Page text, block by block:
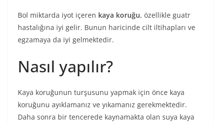
Bol miktarda iyot içeren kaya koruğu, özellikle guatr
hastalığına iyi gelir. Bunun haricinde cilt iltihapları ve
egzamaya da iyi gelmektedir.
Nasıl yapılır?
Kaya koruğunun turşusunu yapmak için önce kaya
koruğunu ayıklamanız ve yıkamanız gerekmektedir.
Daha sonra bir tencerede kaynamakta olan suya kaya